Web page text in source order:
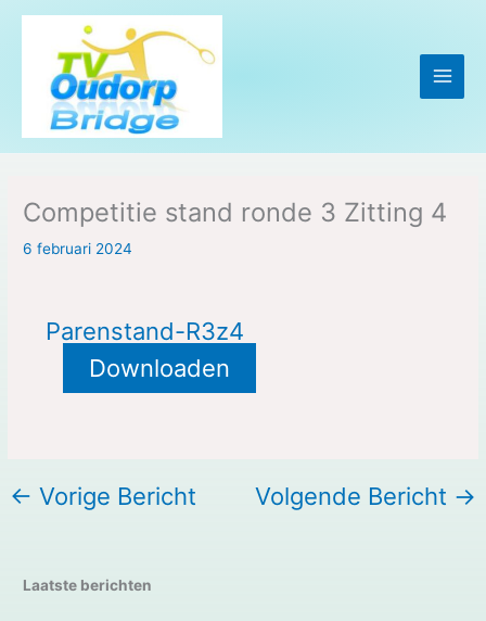
Ga
inhoud
Competitie stand ronde 3 Zitting 4
6 februari 2024
Parenstand-R3z4
Downloaden
← Vorige Bericht Volgende Bericht →
Laatste berichten